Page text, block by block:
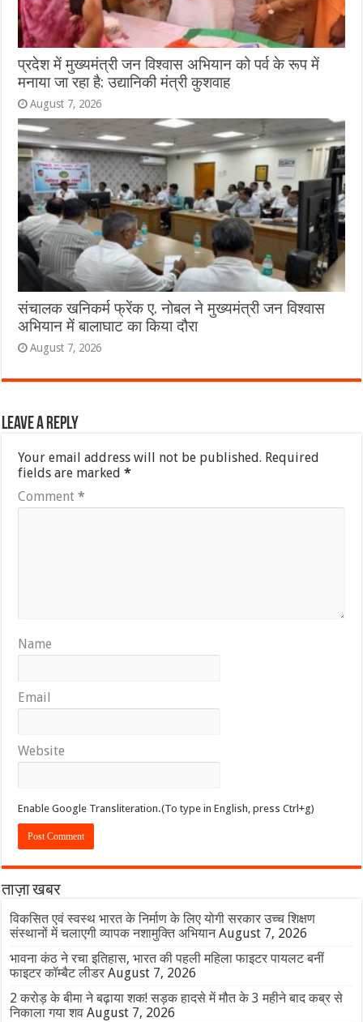
प्रदेश में मुख्यमंत्री जन विश्वास अभियान को पर्व के रूप में
मनाया जा रहा है: उद्यानिकी मंत्री कुशवाह
August 7, 2026
संचालक खनिकर्म फ्रेंक ए. नोबल ने मुख्यमंत्री जन विश्वास
अभियान में बालाघाट का किया दौरा
August 7, 2026
Leave a Reply
Your email address will not be published. Required
fields are marked*
Comment*
Name
Email
Website
Enable Google Transliteration.(To type in English, press Ctrl+g)
ताज़ा खबर
विकसित एवं स्वस्थ भारत के निर्माण के लिए योगी सरकार उच्च शिक्षण
संस्थानों में चलाएगी व्यापक नशामुक्ति अभियान August 7, 2026
भावना कंठ ने रचा इतिहास, भारत की पहली महिला फाइटर पायलट बनीं
फाइटर कॉम्बैट लीडर August 7, 2026
2 करोड़ के बीमा ने बढ़ाया शक! सड़क हादसे में मौत के 3 महीने बाद कब्र से
निकाला गया शव August 7, 2026